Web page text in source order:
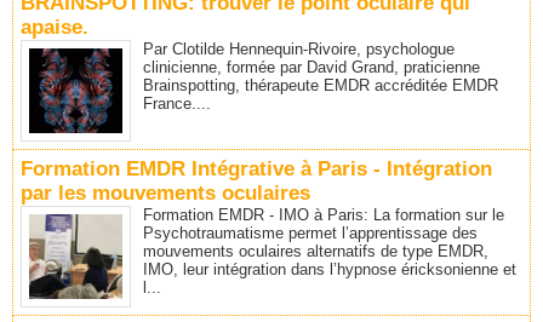
apaise.
Par Clotilde Hennequin-Rivoire, psychologue
clinicienne, formée par David Grand, praticienne
Brainspotting, thérapeute EMDR accréditée EMDR
France....
Formation EMDR Intégrative à Paris - Intégration
par les mouvements oculaires
Formation EMDR - IMO à Paris: La formation sur le
Psychotraumatisme permet l’apprentissage des
mouvements oculaires alternatifs de type EMDR,
IMO, leur intégration dans l’hypnose éricksonienne et
l...